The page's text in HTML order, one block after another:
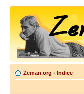
Zeman.org ‹ Indice